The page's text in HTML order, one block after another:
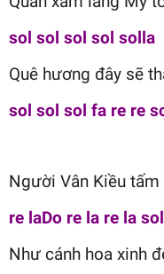
sol sol sol sol solla
Quê hương đây sẽ
sol sol sol fa re re
Người Vân Kiều
re laDo re la re la
Như cánh hoa xinh